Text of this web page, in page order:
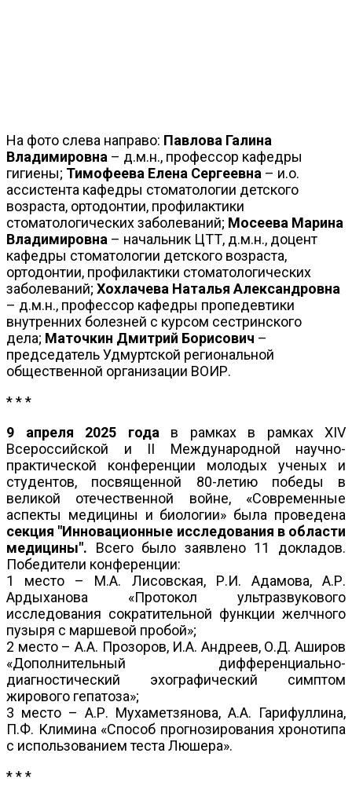
На фото слева направо: Павлова Галина
Владимировна – д.м.н., профессор кафедры
гигиены; Тимофеева Елена Сергеевна – и.о.
ассистента кафедры стоматологии детского
возраста, ортодонтии, профилактики
стоматологических заболеваний; Мосеева Марина
Владимировна – начальник ЦТТ, д.м.н., доцент
кафедры стоматологии детского возраста,
ортодонтии, профилактики стоматологических
заболеваний; Хохлачева Наталья Александровна
– д.м.н., профессор кафедры пропедевтики
внутренних болезней с курсом сестринского
дела; Маточкин Дмитрий Борисович –
председатель Удмуртской региональной
общественной организации ВОИР.
* * *
9 апреля 2025 года в рамках в рамках XIV
Всероссийской и ІI Международной научно-
практической конференции молодых ученых и
студентов, посвященной 80-летию победы в
великой отечественной войне, «Современные
аспекты медицины и биологии» была проведена
секция "Инновационные исследования в области
медицины". Всего было заявлено 11 докладов.
Победители конференции:
1 место – М.А. Лисовская, Р.И. Адамова, А.Р.
Ардыханова «Протокол ультразвукового
исследования сократительной функции желчного
пузыря с маршевой пробой»;
2 место – А.А. Прозоров, И.А. Андреев, О.Д. Аширов
«Дополнительный дифференциально-
диагностический эхографический симптом
жирового гепатоза»;
3 место – А.Р. Мухаметзянова, А.А. Гарифуллина,
П.Ф. Климина «Способ прогнозирования хронотипа
с использованием теста Люшера».
* * *